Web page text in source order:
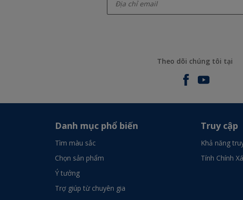
Theo dõi chúng tôi tại
Danh mục phổ biến
Tìm màu sắc
Chọn sản phẩm
Ý tưởng
Trợ giúp từ chuyên gia
Truy cập
Khả năng
Tính Chính